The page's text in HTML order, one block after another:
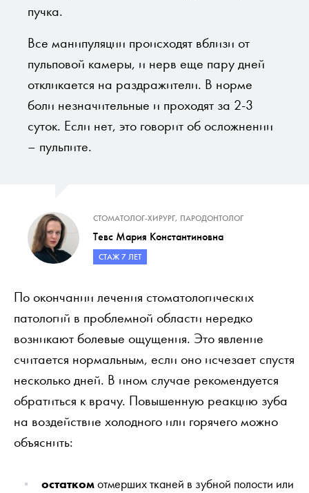
пучка.
Все манипуляции происходят вблизи от
пульповой камеры, и нерв еще пару дней
откликается на раздражители. В норме
боли незначительные и проходят за 2-3
суток. Если нет, это говорит об осложнении
– пульпите.
СТОМАТОЛОГ-ХИРУРГ, ПАРОДОНТОЛОГ
Тевс Мария Константиновна
СТАЖ 7 ЛЕТ
По окончании лечения стоматологических
патологий в проблемной области нередко
возникают болевые ощущения. Это явление
считается нормальным, если оно исчезает спустя
несколько дней. В ином случае рекомендуется
обратиться к врачу. Повышенную реакцию зуба
на воздействие холодного или горячего можно
объяснить:
остаткомотмерших тканей в зубной полости или